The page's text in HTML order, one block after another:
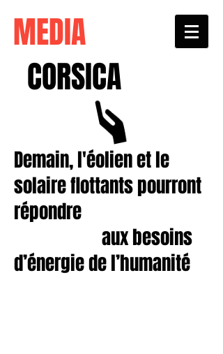
MEDIA
CORSICA
Demain, l'éolien et le
solaire flottants pourront
répondre
aux besoins
d’énergie de l’humanité